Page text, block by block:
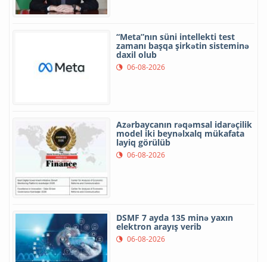
“Meta”nın süni intellekti test
zamanı başqa şirkətin sisteminə
daxil olub
06-08-2026
Azərbaycanın rəqəmsal idarəçilik
model iki beynəlxalq mükafata
layiq görülüb
06-08-2026
DSMF 7 ayda 135 minə yaxın
elektron arayış verib
06-08-2026